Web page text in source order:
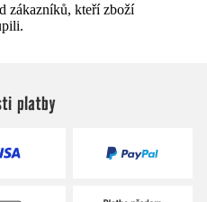
zákazníků, kteří zboží
platby